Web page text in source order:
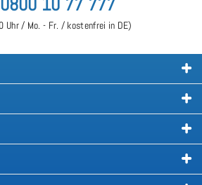
Uhr / Mo. - Fr. / kostenfrei in DE)